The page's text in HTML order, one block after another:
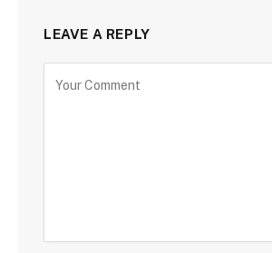
LEAVE A REPLY